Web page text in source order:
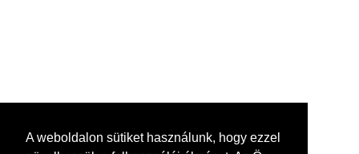
A weboldalon sütiket használunk, hogy ezzel